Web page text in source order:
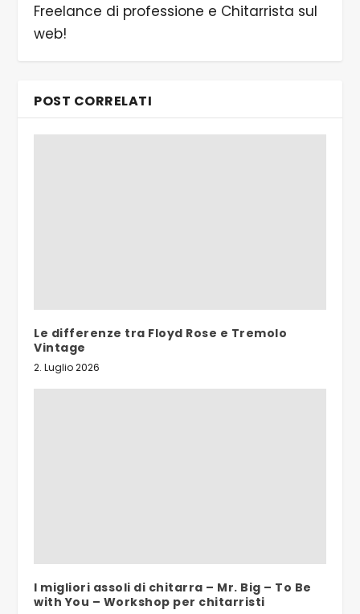
Freelance di professione e Chitarrista sul
web!
POST CORRELATI
Le differenze tra Floyd Rose e Tremolo
Vintage
2. Luglio 2026
I migliori assoli di chitarra – Mr. Big – To Be
with You – Workshop per chitarristi